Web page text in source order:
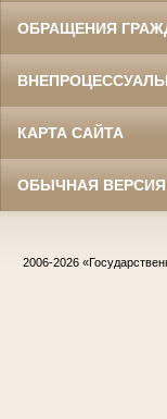
ОБРАЩЕНИЯ
КАРТА САЙТА
ОБЫЧНАЯ ВЕРСИЯ
2006-2026